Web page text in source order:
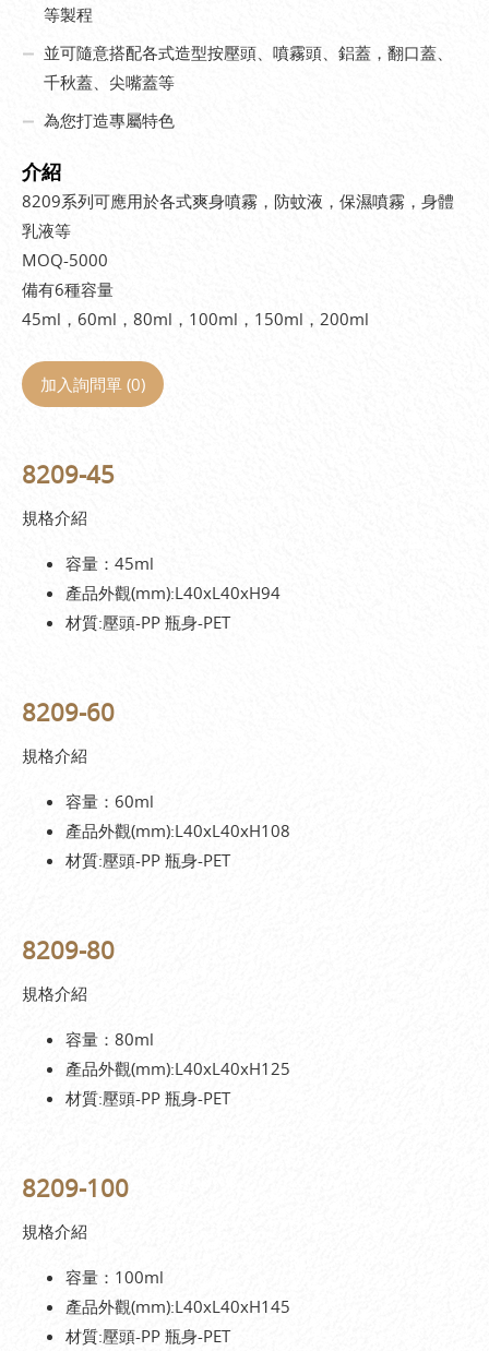
等製程
並可隨意搭配各式造型按壓頭、噴霧頭、鋁蓋，翻口蓋、
千秋蓋、尖嘴蓋等
為您打造專屬特色
介紹
8209系列可應用於各式爽身噴霧，防蚊液，保濕噴霧，身體
乳液等
MOQ-5000
備有6種容量
45ml，60ml，80ml，100ml，150ml，200ml
加入詢問單 (0)
8209-45
規格介紹
容量：45ml
產品外觀(mm):L40xL40xH94
材質:壓頭-PP 瓶身-PET
8209-60
規格介紹
容量：60ml
產品外觀(mm):L40xL40xH108
材質:壓頭-PP 瓶身-PET
8209-80
規格介紹
容量：80ml
產品外觀(mm):L40xL40xH125
材質:壓頭-PP 瓶身-PET
8209-100
規格介紹
容量：100ml
產品外觀(mm):L40xL40xH145
材質:壓頭-PP 瓶身-PET